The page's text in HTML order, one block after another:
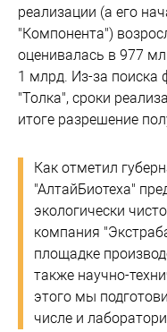
реализации (а его
"Компонента")
оценивалась в 977
1 млрд. Из-за поиска
"Толка", сроки
итоге разрешение
Как отметил
"АлтайБиотеха"
экологически
компания
площадке
также научно-
этого мы
числе и